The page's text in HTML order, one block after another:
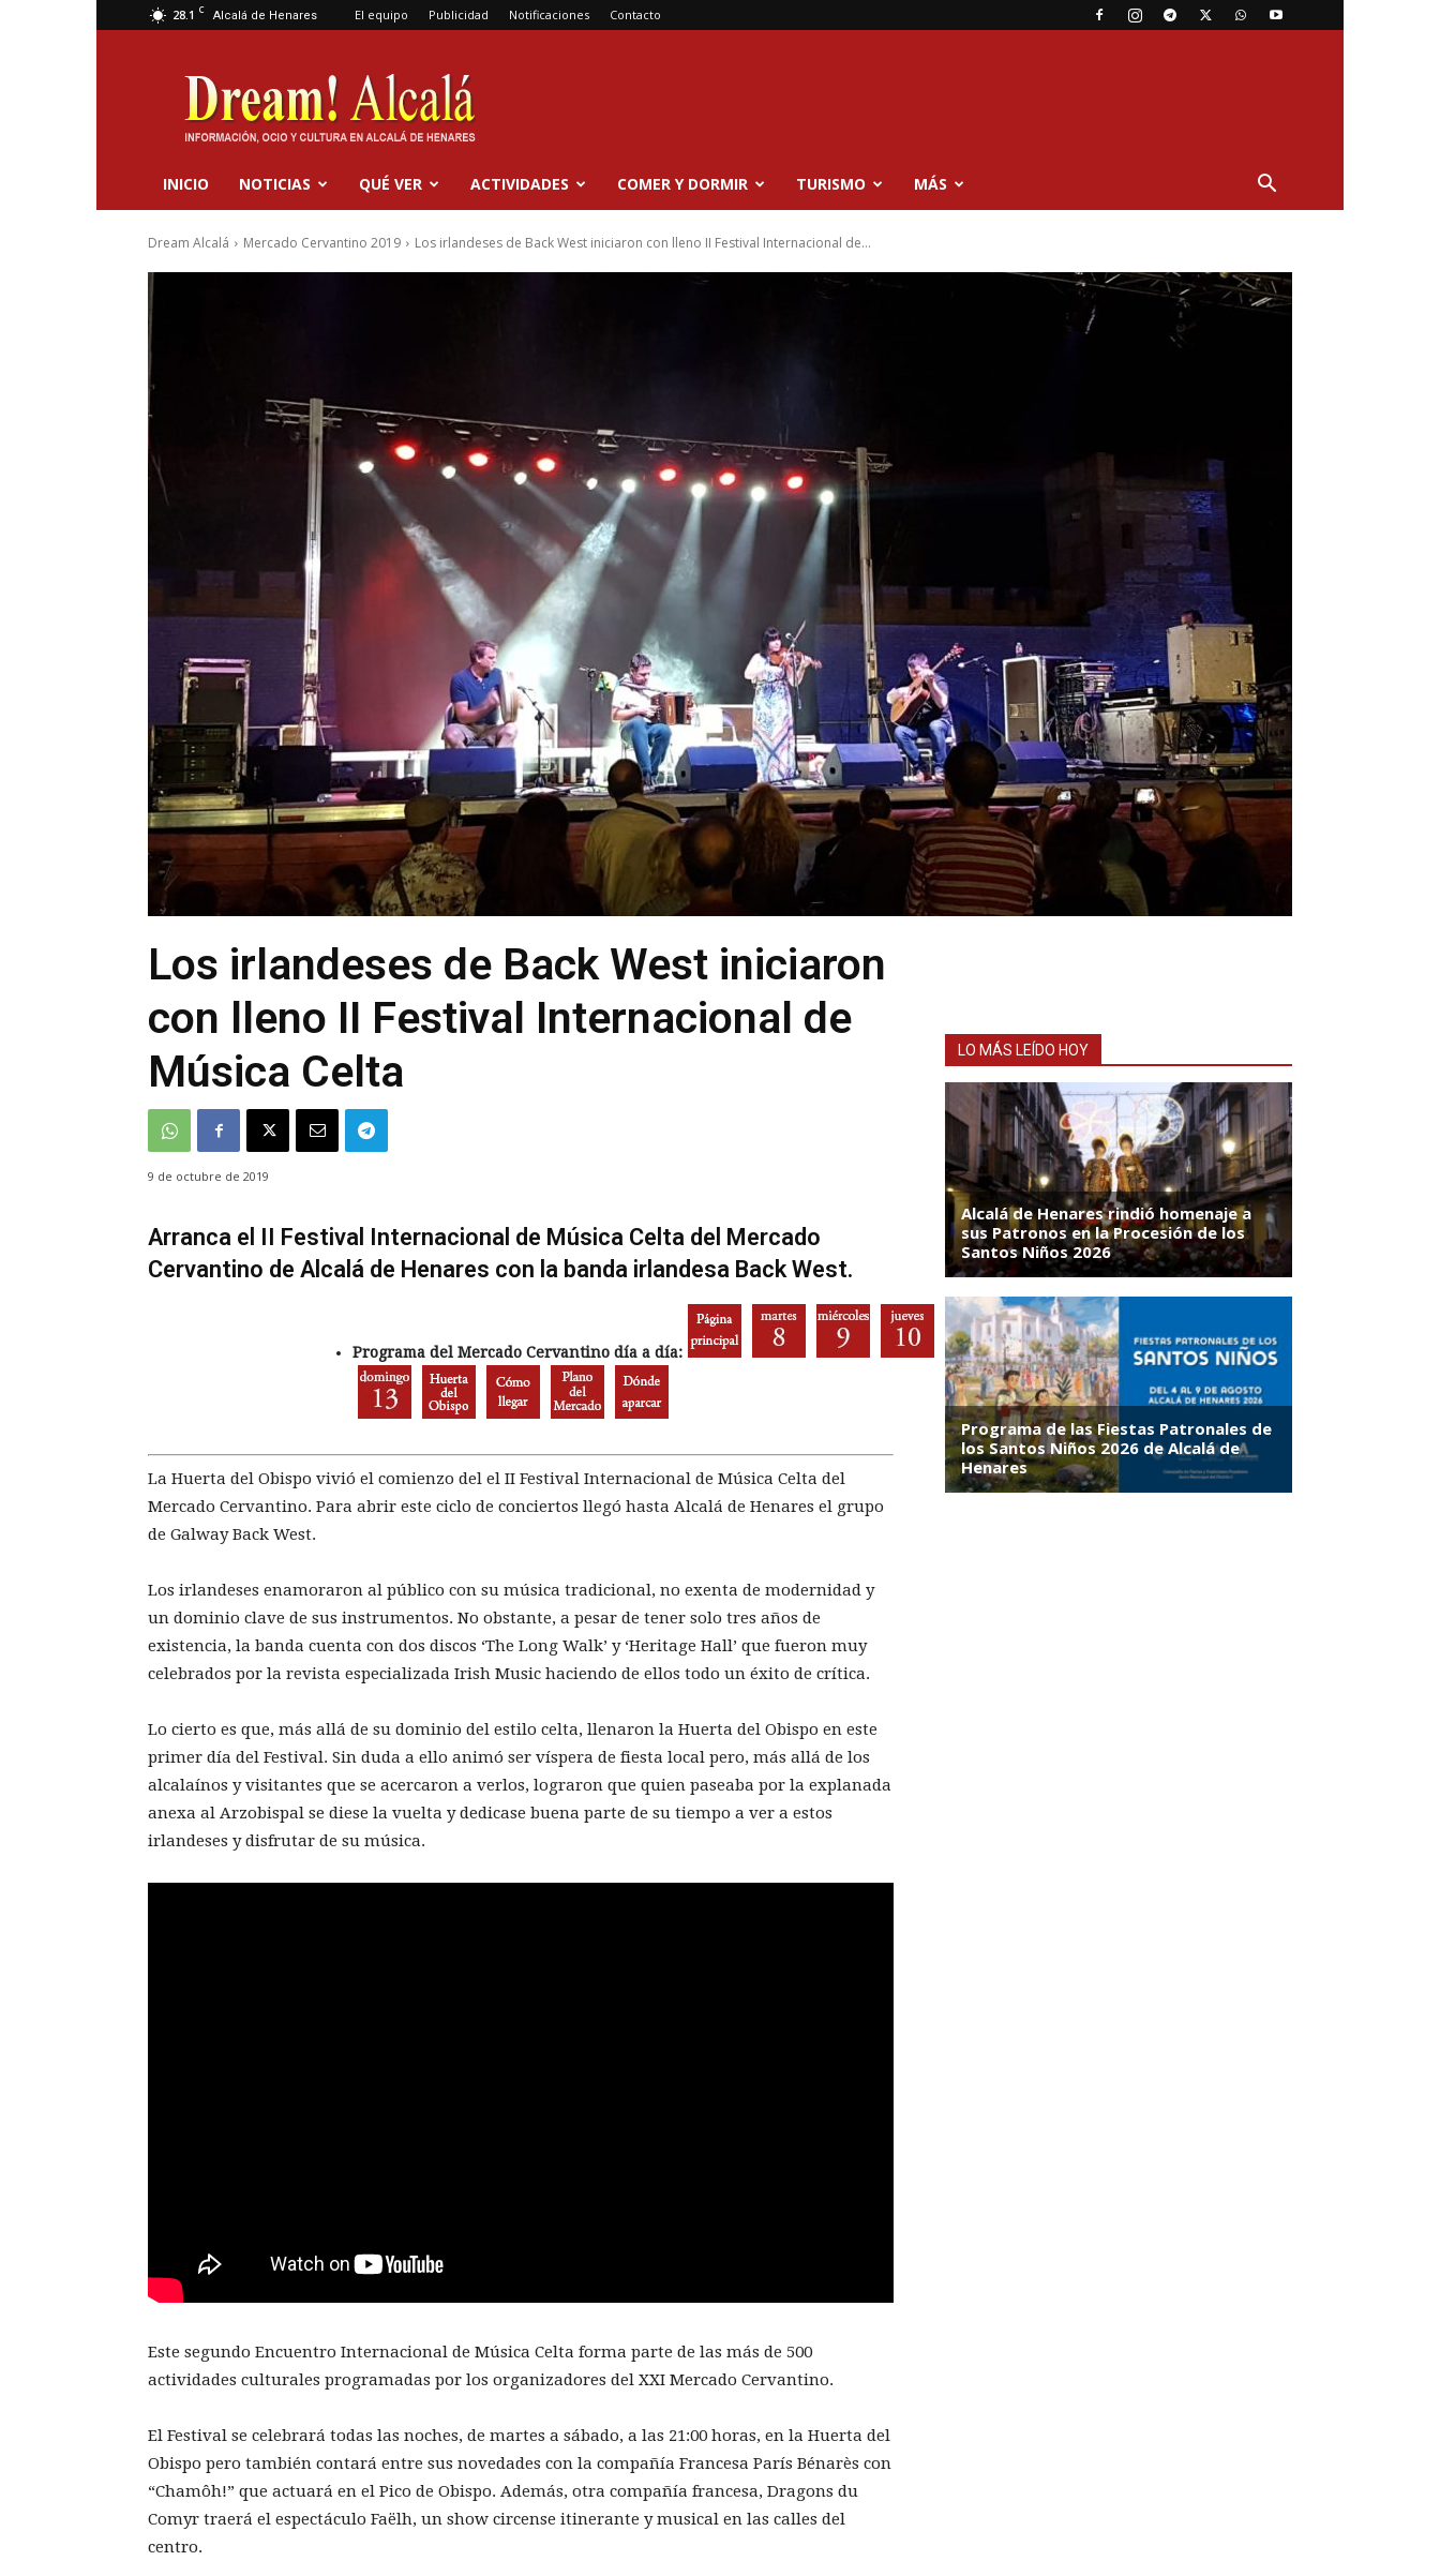
28.1 C Alcalá de Henares El equipo Publicidad Notificaciones Contacto
Dream
Alcalá
INICIO NOTICIAS QUÉ VER ACTIVIDADES COMER Y DORMIR TURISMO MÁS
Dream Alcalá Mercado Cervantino 2019 Los irlandeses de Back West iniciaron con lleno II Festival Internacional de...
Los irlandeses de Back West iniciaron
con lleno II Festival Internacional de
Música Celta
9 de octubre de 2019
Arranca el II Festival Internacional de Música Celta del Mercado
Cervantino de Alcalá de Henares con la banda irlandesa Back West.
Programa del Mercado Cervantino día a día:
La Huerta del Obispo vivió el comienzo del el II Festival Internacional de Música Celta del
Mercado Cervantino. Para abrir este ciclo de conciertos llegó hasta Alcalá de Henares el grupo
de Galway Back West.
Los irlandeses enamoraron al público con su música tradicional, no exenta de modernidad y
un dominio clave de sus instrumentos. No obstante, a pesar de tener solo tres años de
existencia, la banda cuenta con dos discos ‘The Long Walk’ y ‘Heritage Hall’ que fueron muy
celebrados por la revista especializada Irish Music haciendo de ellos todo un éxito de crítica.
Lo cierto es que, más allá de su dominio del estilo celta, llenaron la Huerta del Obispo en este
primer día del Festival. Sin duda a ello animó ser víspera de fiesta local pero, más allá de los
alcalaínos y visitantes que se acercaron a verlos, lograron que quien paseaba por la explanada
anexa al Arzobispal se diese la vuelta y dedicase buena parte de su tiempo a ver a estos
irlandeses y disfrutar de su música.
Este segundo Encuentro Internacional de Música Celta forma parte de las más de 500
actividades culturales programadas por los organizadores del XXI Mercado Cervantino.
El Festival se celebrará todas las noches, de martes a sábado, a las 21:00 horas, en la Huerta del
Obispo pero también contará entre sus novedades con la compañía Francesa París Bénarès con
“Chamôh!” que actuará en el Pico de Obispo. Además, otra compañía francesa, Dragons du
Comyr traerá el espectáculo Faëlh, un show circense itinerante y musical en las calles del
centro.
LO MÁS LEÍDO HOY